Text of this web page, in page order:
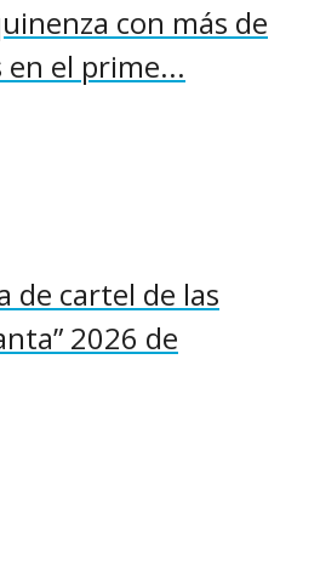
con más de
el prime...
de cartel de las
2026 de